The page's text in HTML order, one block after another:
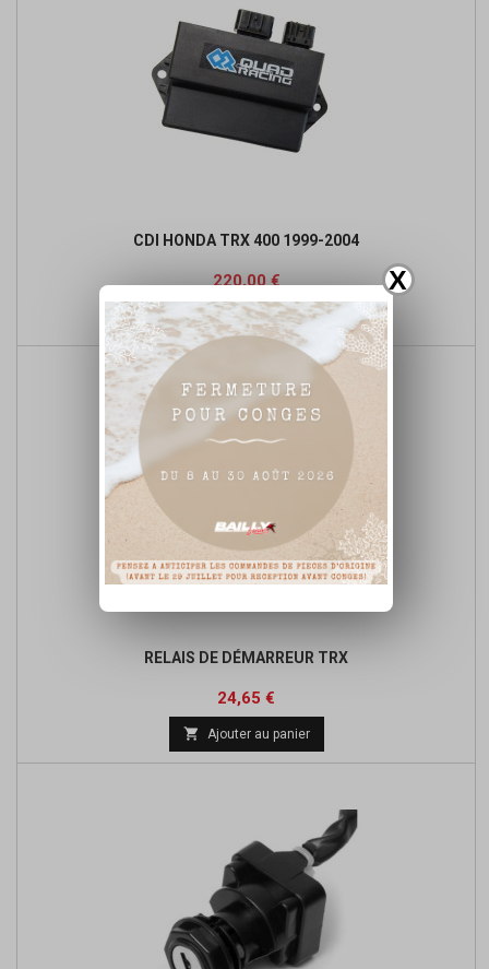
X
CDI HONDA TRX 400 1999-2004
Prix
220,00 €
 Ajouter au panier
RELAIS DE DÉMARREUR TRX
Prix
24,65 €
base
 Ajouter au panier